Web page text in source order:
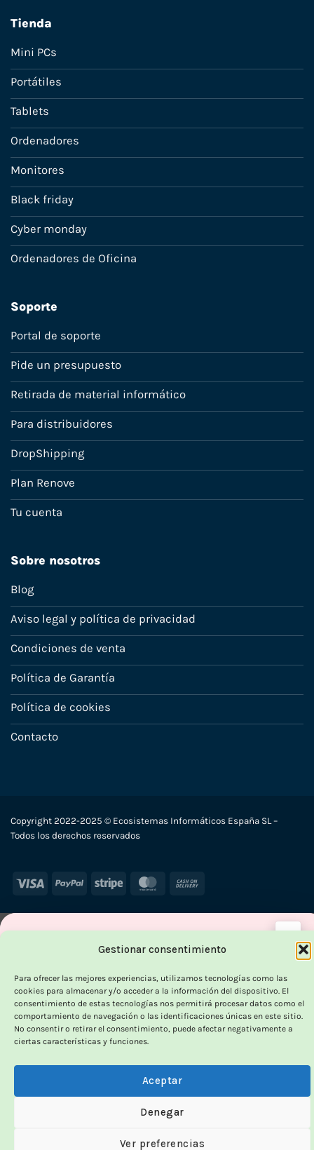
Gestionar consentimiento
Para ofrecer las mejores experiencias, utilizamos tecnologías como las
cookies para almacenar y/o acceder a la información del dispositivo. El
consentimiento de estas tecnologías nos permitirá procesar datos como el
comportamiento de navegación o las identificaciones únicas en este sitio.
No consentir o retirar el consentimiento, puede afectar negativamente a
ciertas características y funciones.
Aceptar
Denegar
Ver preferencias
Tienda
Mini PCs
Portátiles
Tablets
Ordenadores
Monitores
Black friday
Cyber monday
Ordenadores de Oficina
Soporte
Portal de soporte
Pide un presupuesto
Retirada de material informático
Para distribuidores
DropShipping
Plan Renove
Tu cuenta
Sobre nosotros
Blog
Aviso legal y política de privacidad
Condiciones de venta
Política de Garantía
Política de cookies
Contacto
Copyright 2022-2025 © Ecosistemas Informáticos España SL –
Todos los derechos reservados
Visa PayPal Stripe MasterCard
- HASTA
Calidad probada,
precios imbatibles
100% funcionalesy con